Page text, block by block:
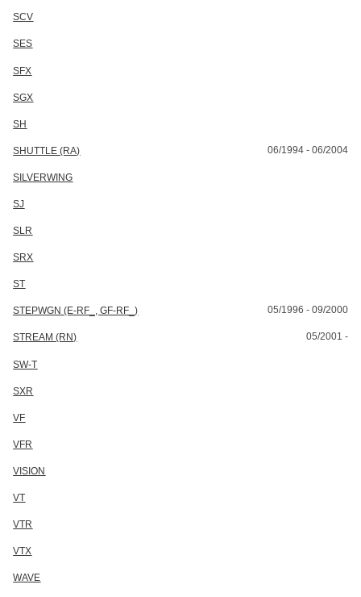
SCV
SES
SFX
SGX
SH
SHUTTLE (RA) 06/1994 - 06/2004
SILVERWING
SJ
SLR
SRX
ST
STEPWGN (E-RF_, GF-RF_) 05/1996 - 09/2000
STREAM (RN) 05/2001 -
SW-T
SXR
VF
VFR
VISION
VT
VTR
VTX
WAVE